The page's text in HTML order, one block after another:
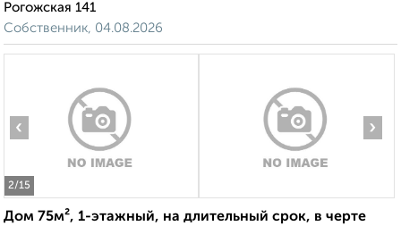
Рогожская 141
Собственник, 04.08.2026
2/15
‹ ›
Дом 75м², 1-этажный, на длительный срок, в черте